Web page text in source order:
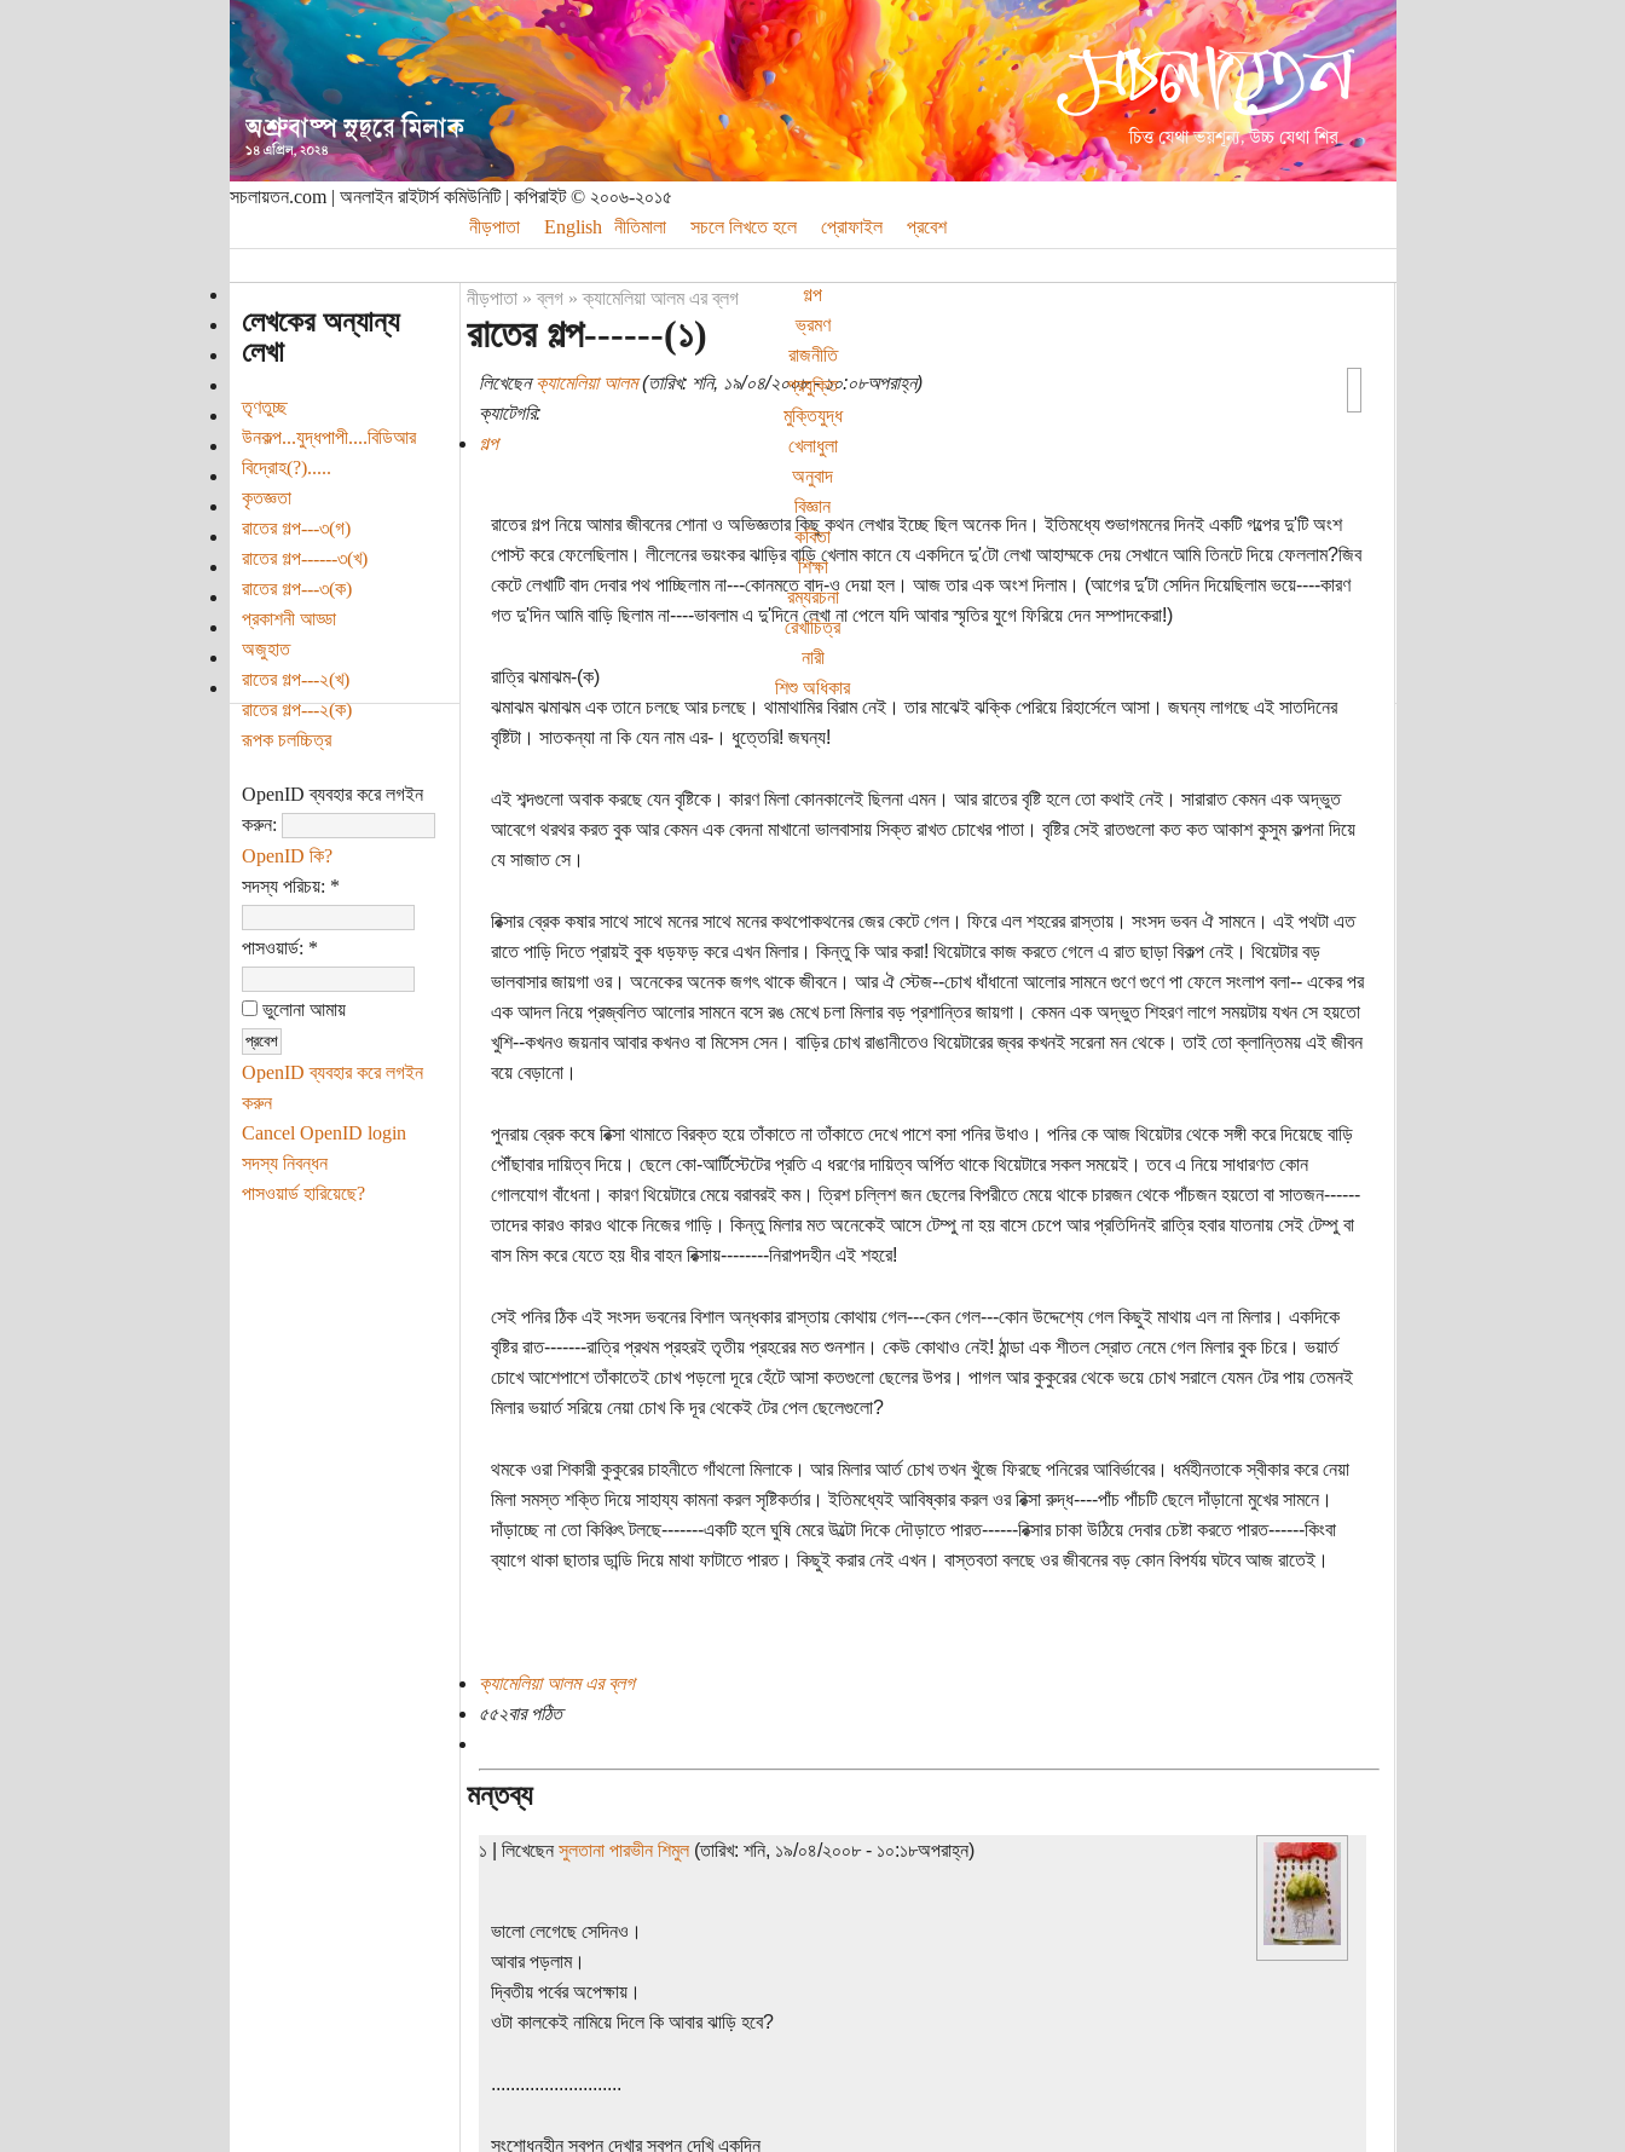
সচলায়তন.com | অনলাইন রাইটার্স কমিউনিটি | কপিরাইট © ২০০৬-২০১৫
নীড়পাতা
English নীতিমালা সচলে লিখতে হলে প্রোফাইল প্রবেশ
গল্প
ভ্রমণ
রাজনীতি
প্রযুক্তি
মুক্তিযুদ্ধ
খেলাধুলা
অনুবাদ
বিজ্ঞান
কবিতা
শিক্ষা
রম্যরচনা
রেখাচিত্র
নারী
শিশু অধিকার
লেখকের অন্যান্য
লেখা
তৃণতুচ্ছ
উনকল্প...যুদ্ধপাপী....বিডিআর
বিদ্রোহ(?).....
কৃতজ্ঞতা
রাতের গল্প---৩(গ)
রাতের গল্প------৩(খ)
রাতের গল্প---৩(ক)
প্রকাশনী আড্ডা
অজুহাত
রাতের গল্প---২(খ)
রাতের গল্প---২(ক)
রূপক চলচ্চিত্র
OpenID ব্যবহার করে লগইন
করুন:
OpenID কি?
সদস্য পরিচয়: *
পাসওয়ার্ড: *
ভুলোনা আমায়
OpenID ব্যবহার করে লগইন
করুন
Cancel OpenID login
সদস্য নিবন্ধন
পাসওয়ার্ড হারিয়েছে?
নীড়পাতা»ব্লগ»ক্যামেলিয়া আলম এর ব্লগ
রাতের গল্প------(১)
লিখেছেনক্যামেলিয়া আলম(তারিখ: শনি, ১৯/০৪/২০০৮ - ১০:০৮অপরাহ্ন)
ক্যাটেগরি:
গল্প
রাতের গল্প নিয়ে আমার জীবনের শোনা ও অভিজ্ঞতার কিছু কথন লেখার ইচ্ছে ছিল অনেক দিন। ইতিমধ্যে শুভাগমনের দিনই একটি গল্পের দু'টি অংশ
পোস্ট করে ফেলেছিলাম। লীলেনের ভয়ংকর ঝাড়ির বাড়ি খেলাম কানে যে একদিনে দু'টো লেখা আহাম্মকে দেয় সেখানে আমি তিনটে দিয়ে ফেললাম?জিব
কেটে লেখাটি বাদ দেবার পথ পাচ্ছিলাম না---কোনমতে বাদ-ও দেয়া হল। আজ তার এক অংশ দিলাম। (আগের দু'টা সেদিন দিয়েছিলাম ভয়ে----কারণ
গত দু'দিন আমি বাড়ি ছিলাম না----ভাবলাম এ দু'দিনে লেখা না পেলে যদি আবার স্মৃতির যুগে ফিরিয়ে দেন সম্পাদকেরা!)
রাত্রি ঝমাঝম-(ক)
ঝমাঝম ঝমাঝম এক তানে চলছে আর চলছে। থামাথামির বিরাম নেই। তার মাঝেই ঝক্কি পেরিয়ে রিহার্সেলে আসা। জঘন্য লাগছে এই সাতদিনের
বৃষ্টিটা। সাতকন্যা না কি যেন নাম এর-। ধুত্তেরি! জঘন্য!
এই শব্দগুলো অবাক করছে যেন বৃষ্টিকে। কারণ মিলা কোনকালেই ছিলনা এমন। আর রাতের বৃষ্টি হলে তো কথাই নেই। সারারাত কেমন এক অদ্ভুত
আবেগে থরথর করত বুক আর কেমন এক বেদনা মাখানো ভালবাসায় সিক্ত রাখত চোখের পাতা। বৃষ্টির সেই রাতগুলো কত কত আকাশ কুসুম কল্পনা দিয়ে
যে সাজাত সে।
রিক্সার ব্রেক কষার সাথে সাথে মনের সাথে মনের কথপোকথনের জের কেটে গেল। ফিরে এল শহরের রাস্তায়। সংসদ ভবন ঐ সামনে। এই পথটা এত
রাতে পাড়ি দিতে প্রায়ই বুক ধড়ফড় করে এখন মিলার। কিন্তু কি আর করা! থিয়েটারে কাজ করতে গেলে এ রাত ছাড়া বিকল্প নেই। থিয়েটার বড়
ভালবাসার জায়গা ওর। অনেকের অনেক জগৎ থাকে জীবনে। আর ঐ স্টেজ--চোখ ধাঁধানো আলোর সামনে গুণে গুণে পা ফেলে সংলাপ বলা-- একের পর
এক আদল নিয়ে প্রজ্বলিত আলোর সামনে বসে রঙ মেখে চলা মিলার বড় প্রশান্তির জায়গা। কেমন এক অদ্ভুত শিহরণ লাগে সময়টায় যখন সে হয়তো
খুশি--কখনও জয়নাব আবার কখনও বা মিসেস সেন। বাড়ির চোখ রাঙানীতেও থিয়েটারের জ্বর কখনই সরেনা মন থেকে। তাই তো ক্লান্তিময় এই জীবন
বয়ে বেড়ানো।
পুনরায় ব্রেক কষে রিক্সা থামাতে বিরক্ত হয়ে তাঁকাতে না তাঁকাতে দেখে পাশে বসা পনির উধাও। পনির কে আজ থিয়েটার থেকে সঙ্গী করে দিয়েছে বাড়ি
পৌঁছাবার দায়িত্ব দিয়ে। ছেলে কো-আর্টিস্টেটের প্রতি এ ধরণের দায়িত্ব অর্পিত থাকে থিয়েটারে সকল সময়েই। তবে এ নিয়ে সাধারণত কোন
গোলযোগ বাঁধেনা। কারণ থিয়েটারে মেয়ে বরাবরই কম। ত্রিশ চল্লিশ জন ছেলের বিপরীতে মেয়ে থাকে চারজন থেকে পাঁচজন হয়তো বা সাতজন------
তাদের কারও কারও থাকে নিজের গাড়ি। কিন্তু মিলার মত অনেকেই আসে টেম্পু না হয় বাসে চেপে আর প্রতিদিনই রাত্রি হবার যাতনায় সেই টেম্পু বা
বাস মিস করে যেতে হয় ধীর বাহন রিক্সায়--------নিরাপদহীন এই শহরে!
সেই পনির ঠিক এই সংসদ ভবনের বিশাল অন্ধকার রাস্তায় কোথায় গেল---কেন গেল---কোন উদ্দেশ্যে গেল কিছুই মাথায় এল না মিলার। একদিকে
বৃষ্টির রাত-------রাত্রি প্রথম প্রহরই তৃতীয় প্রহরের মত শুনশান। কেউ কোথাও নেই! ঠান্ডা এক শীতল স্রোত নেমে গেল মিলার বুক চিরে। ভয়ার্ত
চোখে আশেপাশে তাঁকাতেই চোখ পড়লো দূরে হেঁটে আসা কতগুলো ছেলের উপর। পাগল আর কুকুরের থেকে ভয়ে চোখ সরালে যেমন টের পায় তেমনই
মিলার ভয়ার্ত সরিয়ে নেয়া চোখ কি দূর থেকেই টের পেল ছেলেগুলো?
থমকে ওরা শিকারী কুকুরের চাহনীতে গাঁথলো মিলাকে। আর মিলার আর্ত চোখ তখন খুঁজে ফিরছে পনিরের আবির্ভাবের। ধর্মহীনতাকে স্বীকার করে নেয়া
মিলা সমস্ত শক্তি দিয়ে সাহায্য কামনা করল সৃষ্টিকর্তার। ইতিমধ্যেই আবিষ্কার করল ওর রিক্সা রুদ্ধ----পাঁচ পাঁচটি ছেলে দাঁড়ানো মুখের সামনে।
দাঁড়াচ্ছে না তো কিঞ্চিৎ টলছে-------একটি হলে ঘুষি মেরে উল্টো দিকে দৌড়াতে পারত------রিক্সার চাকা উঠিয়ে দেবার চেষ্টা করতে পারত------কিংবা
ব্যাগে থাকা ছাতার ডান্ডি দিয়ে মাথা ফাটাতে পারত। কিছুই করার নেই এখন। বাস্তবতা বলছে ওর জীবনের বড় কোন বিপর্যয় ঘটবে আজ রাতেই।
ক্যামেলিয়া আলম এর ব্লগ
৫৫২বার পঠিত
মন্তব্য
১ | লিখেছেন সুলতানা পারভীন শিমুল(তারিখ: শনি, ১৯/০৪/২০০৮ - ১০:১৮অপরাহ্ন)
ভালো লেগেছে সেদিনও।
আবার পড়লাম।
দ্বিতীয় পর্বের অপেক্ষায়।
ওটা কালকেই নামিয়ে দিলে কি আবার ঝাড়ি হবে?
...........................
সংশোধনহীন স্বপ্ন দেখার স্বপ্ন দেখি একদিন